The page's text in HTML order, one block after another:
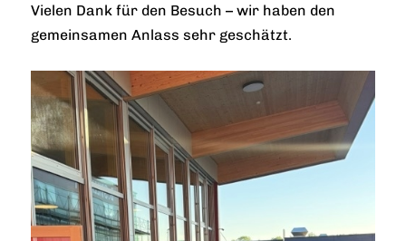
Vielen Dank für den Besuch – wir haben den
gemeinsamen Anlass sehr geschätzt.